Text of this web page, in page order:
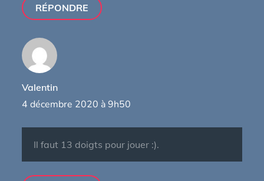
RÉPONDRE
Valentin
4 décembre 2020 à 9h50
Il faut 13 doigts pour jouer :).